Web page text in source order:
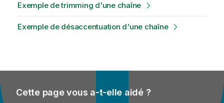
Exemple de trimming d'une chaîne
Exemple de désaccentuation d'une chaîne
Cette page vous a-t-elle aidé ?